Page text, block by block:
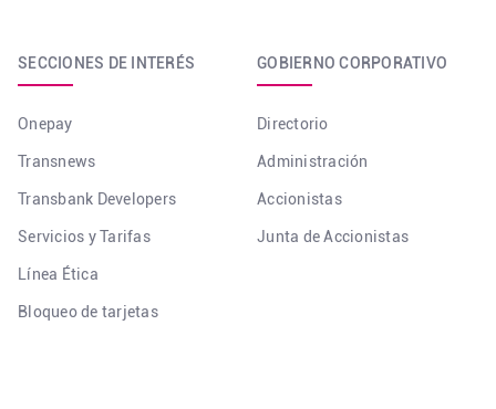
SECCIONES DE INTERÉS
Onepay
Transnews
Transbank Developers
Servicios y Tarifas
Línea Ética
Bloqueo de tarjetas
GOBIERNO CORPORATIVO
Directorio
Administración
Accionistas
Junta de Accionistas